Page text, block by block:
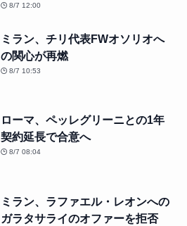
8/7 12:00
ミラン、チリ代表FWオソリオへ
の関心が再燃
8/7 10:53
ローマ、ペッレグリーニとの1年
契約延長で合意へ
8/7 08:04
ミラン、ラファエル・レオンへの
ガラタサライのオファーを拒否